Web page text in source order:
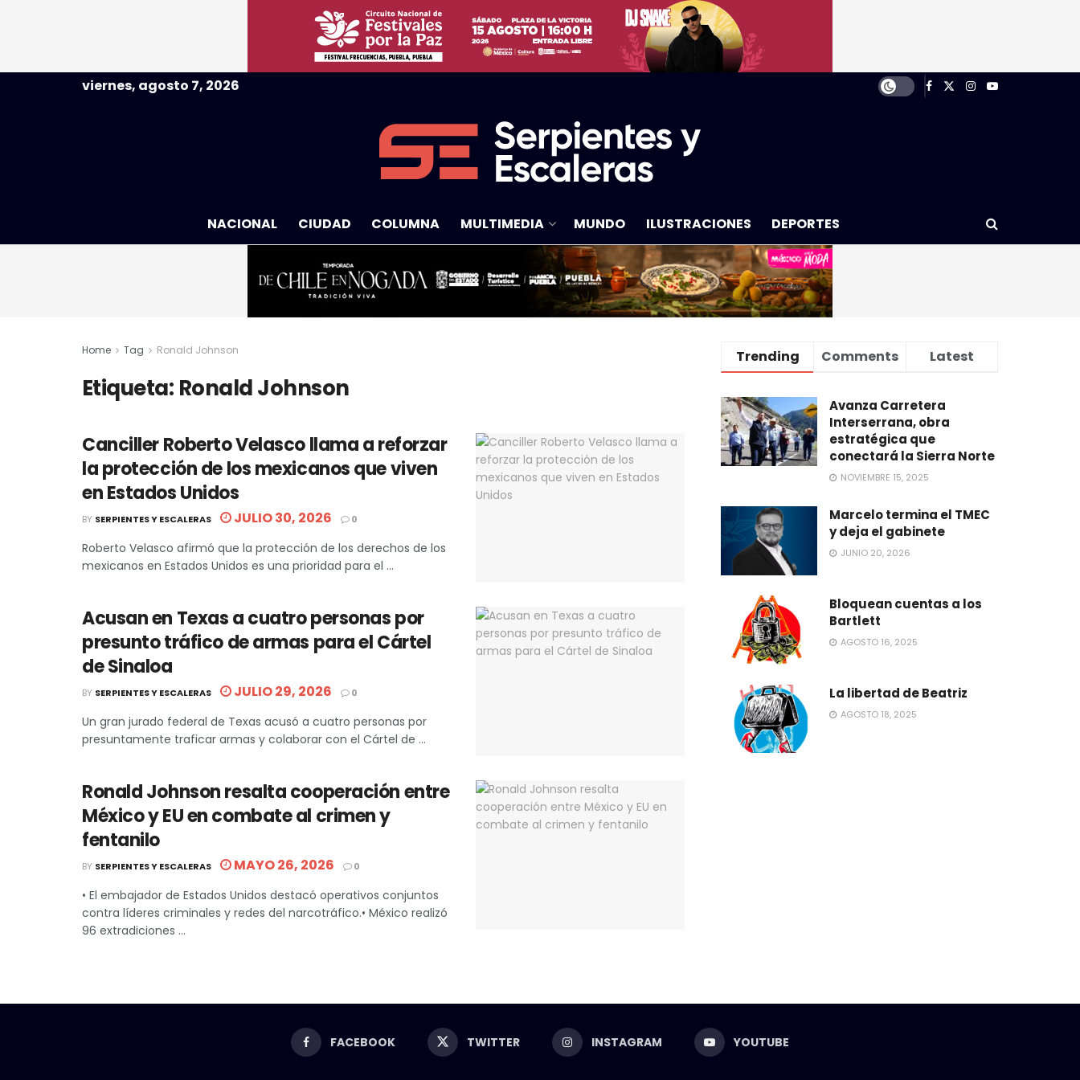
viernes, agosto 7, 2026
NACIONAL CIUDAD COLUMNA MULTIMEDIA MUNDO ILUSTRACIONES DEPORTES
Home Tag Ronald Johnson
Etiqueta: Ronald Johnson
Canciller Roberto Velasco llama a reforzar
la protección de los mexicanos que viven
en Estados Unidos
BY SERPIENTES Y ESCALERAS JULIO 30, 2026 0
Roberto Velasco afirmó que la protección de los derechos de los
mexicanos en Estados Unidos es una prioridad para el ...
Acusan en Texas a cuatro personas por
presunto tráfico de armas para el Cártel
de Sinaloa
BY SERPIENTES Y ESCALERAS JULIO 29, 2026 0
Un gran jurado federal de Texas acusó a cuatro personas por
presuntamente traficar armas y colaborar con el Cártel de ...
Ronald Johnson resalta cooperación entre
México y EU en combate al crimen y
fentanilo
BY SERPIENTES Y ESCALERAS MAYO 26, 2026 0
• El embajador de Estados Unidos destacó operativos conjuntos
contra líderes criminales y redes del narcotráfico.• México realizó
96 extradiciones ...
Trending Comments Latest
Avanza Carretera
Interserrana, obra
estratégica que
conectará la Sierra Norte
NOVIEMBRE 15, 2025
Marcelo termina el TMEC
y deja el gabinete
JUNIO 20, 2026
Bloquean cuentas a los
Bartlett
AGOSTO 16, 2025
La libertad de Beatriz
AGOSTO 18, 2025
FACEBOOK TWITTER INSTAGRAM YOUTUBE